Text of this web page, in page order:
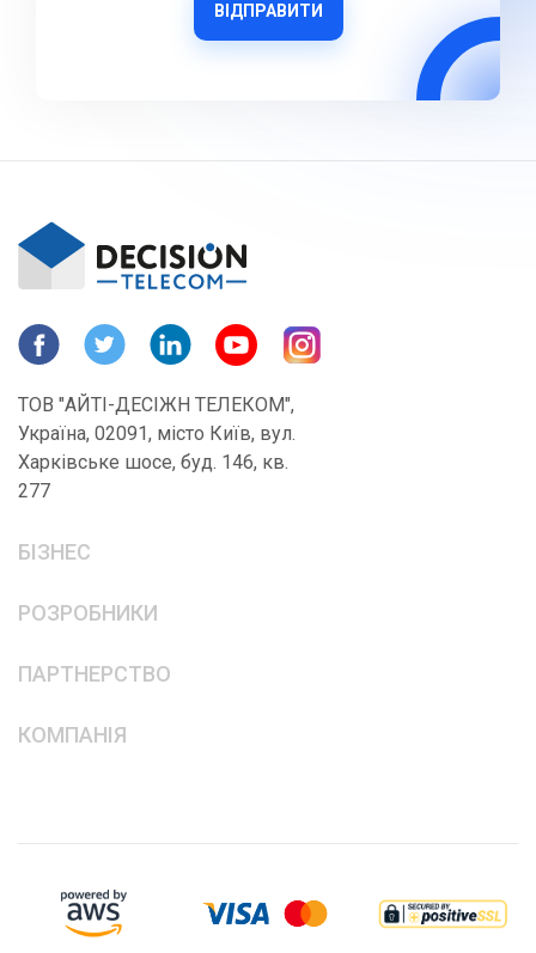
ВІДПРАВИТИ
ТОВ "АЙТІ-ДЕСІЖН ТЕЛЕКОМ",
Україна, 02091, місто Київ, вул.
Харківське шосе, буд. 146, кв.
277
БІЗНЕС
РОЗРОБНИКИ
ПАРТНЕРСТВО
КОМПАНІЯ